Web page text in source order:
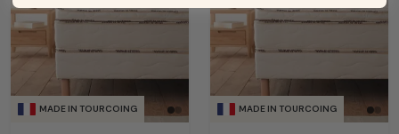
MADE IN TOURCOING MADE IN TOURCOING